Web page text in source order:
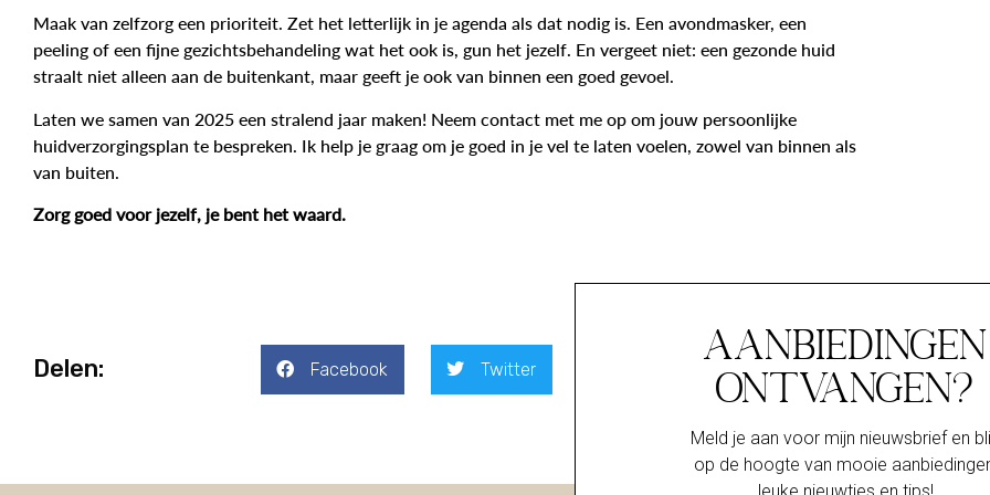
Maak van zelfzorg een prioriteit. Zet het letterlijk in je agenda als dat nodig is. Een avondmasker, een
peeling of een fijne gezichtsbehandeling wat het ook is, gun het jezelf. En vergeet niet: een gezonde huid
straalt niet alleen aan de buitenkant, maar geeft je ook van binnen een goed gevoel.
Laten we samen van 2025 een stralend jaar maken! Neem contact met me op om jouw persoonlijke
huidverzorgingsplan te bespreken. Ik help je graag om je goed in je vel te laten voelen, zowel van binnen als
van buiten.
Zorg goed voor jezelf, je bent het waard.
Delen: Facebook Twitter LinkedIn
Aanbiedingen
ontvangen?
Meld je aan voor mijn nieuwsbrief en
op de hoogte van mooie
leuke nieuwtjes en tips!